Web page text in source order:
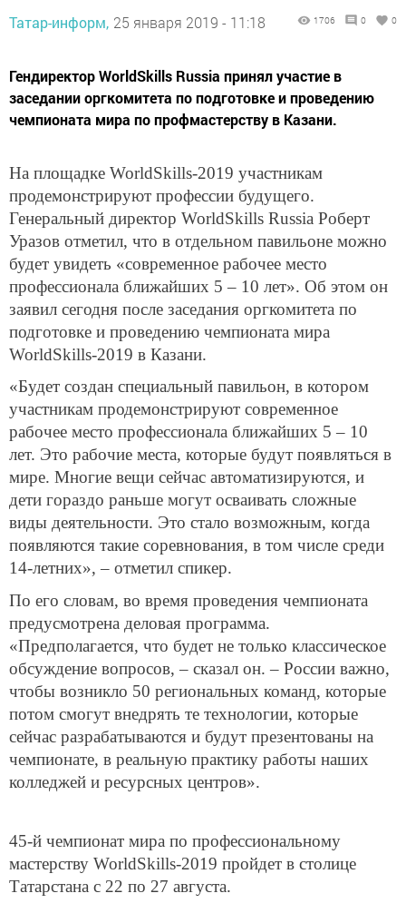
Татар-информ, 25 января 2019 - 11:18 1706 0 0
Гендиректор WorldSkills Russia принял участие в
заседании оргкомитета по подготовке и проведению
чемпионата мира по профмастерству в Казани.
На площадке WorldSkills-2019 участникам
продемонстрируют профессии будущего.
Генеральный директор WorldSkills Russia Роберт
Уразов отметил, что в отдельном павильоне можно
будет увидеть «современное рабочее место
профессионала ближайших 5 – 10 лет». Об этом он
заявил сегодня после заседания оргкомитета по
подготовке и проведению чемпионата мира
WorldSkills-2019 в Казани.
«Будет создан специальный павильон, в котором
участникам продемонстрируют современное
рабочее место профессионала ближайших 5 – 10
лет. Это рабочие места, которые будут появляться в
мире. Многие вещи сейчас автоматизируются, и
дети гораздо раньше могут осваивать сложные
виды деятельности. Это стало возможным, когда
появляются такие соревнования, в том числе среди
14-летних», – отметил спикер.
По его словам, во время проведения чемпионата
предусмотрена деловая программа.
«Предполагается, что будет не только классическое
обсуждение вопросов, – сказал он. – России важно,
чтобы возникло 50 региональных команд, которые
потом смогут внедрять те технологии, которые
сейчас разрабатываются и будут презентованы на
чемпионате, в реальную практику работы наших
колледжей и ресурсных центров».
45-й чемпионат мира по профессиональному
мастерству WorldSkills-2019 пройдет в столице
Татарстана с 22 по 27 августа.